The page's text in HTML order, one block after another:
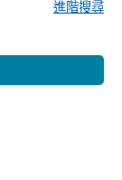
進階搜尋